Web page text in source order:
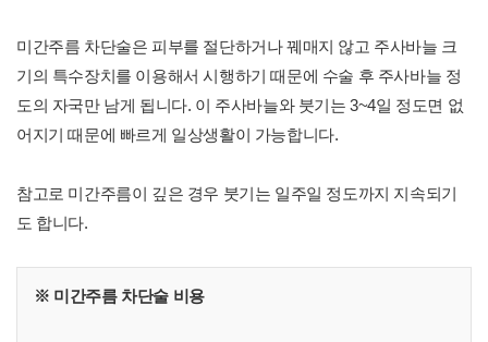
미간주름 차단술은 피부를 절단하거나 꿰매지 않고 주사바늘 크
기의 특수장치를 이용해서 시행하기 때문에 수술 후 주사바늘 정
도의 자국만 남게 됩니다. 이 주사바늘와 붓기는 3~4일 정도면 없
어지기 때문에 빠르게 일상생활이 가능합니다.
참고로 미간주름이 깊은 경우 붓기는 일주일 정도까지 지속되기
도 합니다.
※ 미간주름 차단술 비용